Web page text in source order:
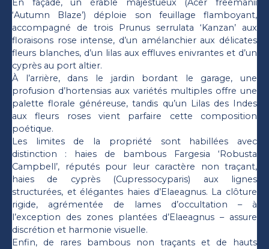
En façade, un érable majestueux (Acer freemanii
‘Autumn Blaze’) déploie son feuillage flamboyant,
accompagné de trois Prunus serrulata ‘Kanzan’ aux
floraisons rose intense, d’un amélanchier aux délicates
fleurs blanches, d’un lilas aux effluves enivrantes et d’un
cyprès au port altier.
À l’arrière, dans le jardin bordant le garage, une
profusion d’hortensias aux variétés multiples offre une
palette florale généreuse, tandis qu’un Lilas des Indes
aux fleurs roses vient parfaire cette composition
poétique.
Les limites de la propriété sont habillées avec
distinction : haies de bambous Fargesia ‘Robusta
Campbell’, réputés pour leur caractère non traçant,
haies de cyprès (Cupressocyparis) aux lignes
structurées, et élégantes haies d’Elaeagnus. La clôture
rigide, agrémentée de lames d’occultation – à
l’exception des zones plantées d’Elaeagnus – assure
discrétion et harmonie visuelle.
Enfin, de rares bambous non traçants et de hauts